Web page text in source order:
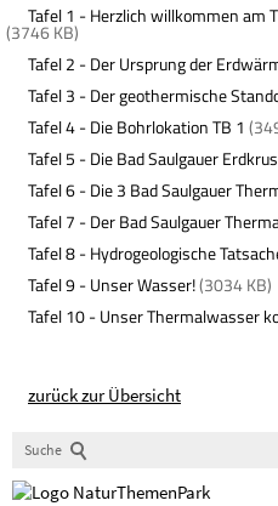
Tafel 1 - Herzlich willkommen am
(3746 KB)
Tafel 2 - Der Ursprung der
Tafel 3 - Der geothermische
Tafel 4 - Die Bohrlokation TB 1
Tafel 5 - Die Bad Saulgauer
Tafel 6 - Die 3 Bad Saulgauer
Tafel 7 - Der Bad Saulgauer
Tafel 8 - Hydrogeologische
Tafel 9 - Unser Wasser!(3034 KB)
Tafel 10 - Unser Thermalwasser
zurück zur Übersicht
Suche